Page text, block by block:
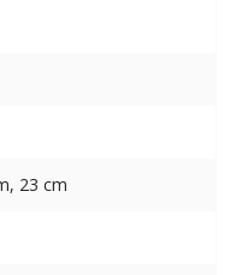
23 cm